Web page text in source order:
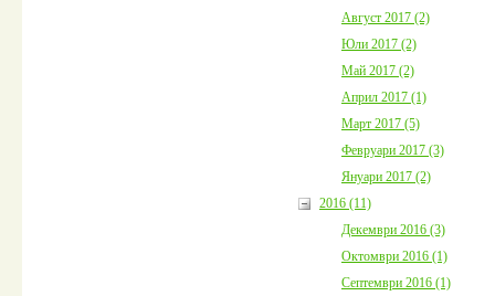
Август 2017 (2)
Юли 2017 (2)
Май 2017 (2)
Април 2017 (1)
Март 2017 (5)
Февруари 2017 (3)
Януари 2017 (2)
2016 (11)
Декември 2016 (3)
Октомври 2016 (1)
Септември 2016 (1)